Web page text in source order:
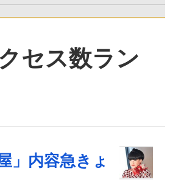
セス数ラン
」内容急きょ